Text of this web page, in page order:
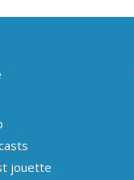
jouette